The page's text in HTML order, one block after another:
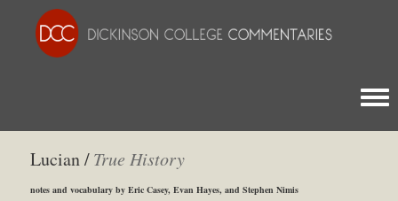
Lucian /True History
notes and vocabulary by Eric Casey, Evan Hayes, and Stephen Nimis